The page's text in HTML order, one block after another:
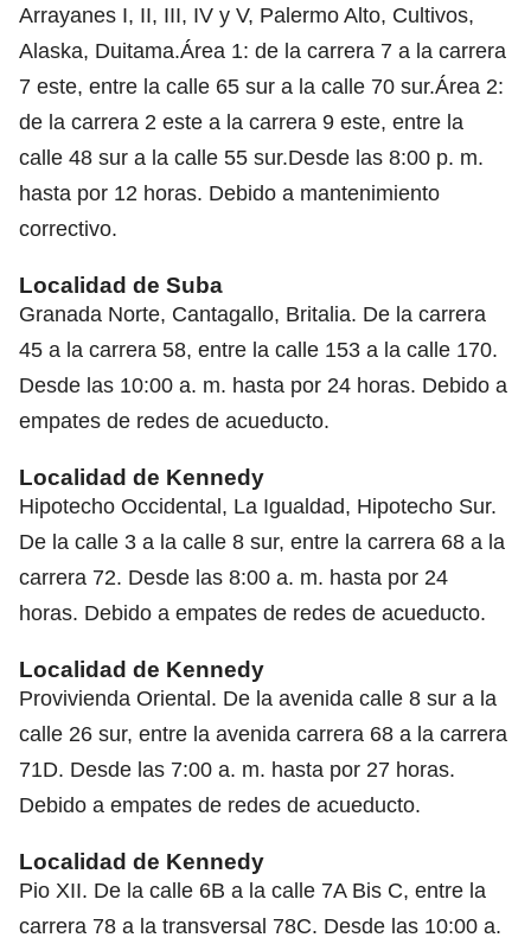
Arrayanes I, II, III, IV y V, Palermo Alto, Cultivos,
Alaska, Duitama.Área 1: de la carrera 7 a la carrera
7 este, entre la calle 65 sur a la calle 70 sur.Área 2:
de la carrera 2 este a la carrera 9 este, entre la
calle 48 sur a la calle 55 sur.Desde las 8:00 p. m.
hasta por 12 horas. Debido a mantenimiento
correctivo.
Localidad de Suba
Granada Norte, Cantagallo, Britalia. De la carrera
45 a la carrera 58, entre la calle 153 a la calle 170.
Desde las 10:00 a. m. hasta por 24 horas. Debido a
empates de redes de acueducto.
Localidad de Kennedy
Hipotecho Occidental, La Igualdad, Hipotecho Sur.
De la calle 3 a la calle 8 sur, entre la carrera 68 a la
carrera 72. Desde las 8:00 a. m. hasta por 24
horas. Debido a empates de redes de acueducto.
Localidad de Kennedy
Provivienda Oriental. De la avenida calle 8 sur a la
calle 26 sur, entre la avenida carrera 68 a la carrera
71D. Desde las 7:00 a. m. hasta por 27 horas.
Debido a empates de redes de acueducto.
Localidad de Kennedy
Pio XII. De la calle 6B a la calle 7A Bis C, entre la
carrera 78 a la transversal 78C. Desde las 10:00 a.